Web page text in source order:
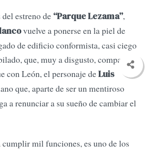
estreno de “Parque Lezama”,
vuelve a ponerse en la piel de
de edificio conformista, casi ciego
que, muy a disgusto, comparte
con León, el personaje deLuis
que, aparte de ser un mentiroso
a renunciar a su sueño de cambiar el
mil funciones, es uno de los